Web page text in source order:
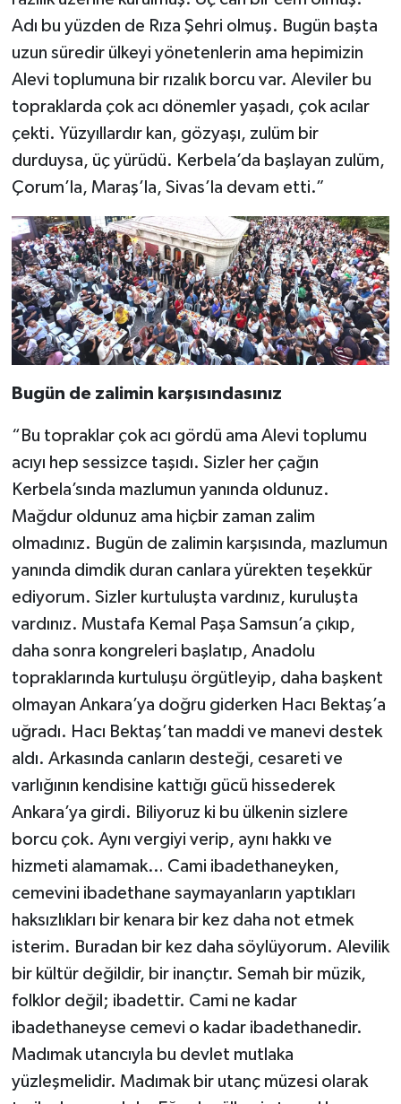
Adı bu yüzden de Rıza Şehri olmuş. Bugün başta
uzun süredir ülkeyi yönetenlerin ama hepimizin
Alevi toplumuna bir rızalık borcu var. Aleviler bu
topraklarda çok acı dönemler yaşadı, çok acılar
çekti. Yüzyıllardır kan, gözyaşı, zulüm bir
durduysa, üç yürüdü. Kerbela’da başlayan zulüm,
Çorum’la, Maraş’la, Sivas’la devam etti.”
Bugün de zalimin karşısındasınız
“Bu topraklar çok acı gördü ama Alevi toplumu
acıyı hep sessizce taşıdı. Sizler her çağın
Kerbela’sında mazlumun yanında oldunuz.
Mağdur oldunuz ama hiçbir zaman zalim
olmadınız. Bugün de zalimin karşısında, mazlumun
yanında dimdik duran canlara yürekten teşekkür
ediyorum. Sizler kurtuluşta vardınız, kuruluşta
vardınız. Mustafa Kemal Paşa Samsun’a çıkıp,
daha sonra kongreleri başlatıp, Anadolu
topraklarında kurtuluşu örgütleyip, daha başkent
olmayan Ankara’ya doğru giderken Hacı Bektaş’a
uğradı. Hacı Bektaş’tan maddi ve manevi destek
aldı. Arkasında canların desteği, cesareti ve
varlığının kendisine kattığı gücü hissederek
Ankara’ya girdi. Biliyoruz ki bu ülkenin sizlere
borcu çok. Aynı vergiyi verip, aynı hakkı ve
hizmeti alamamak… Cami ibadethaneyken,
cemevini ibadethane saymayanların yaptıkları
haksızlıkları bir kenara bir kez daha not etmek
isterim. Buradan bir kez daha söylüyorum. Alevilik
bir kültür değildir, bir inançtır. Semah bir müzik,
folklor değil; ibadettir. Cami ne kadar
ibadethaneyse cemevi o kadar ibadethanedir.
Madımak utancıyla bu devlet mutlaka
yüzleşmelidir. Madımak bir utanç müzesi olarak